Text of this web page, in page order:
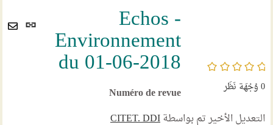
رابط
ثابت
mail
/5
0وُجْهَة نَظَر
Echos -
Environnement
du 01-06-2018
Numéro de revue
التعديل الأخير تم بواسطةCITET. DDI